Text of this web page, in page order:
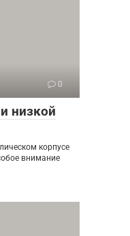
0
низкой
корпусе
внимание